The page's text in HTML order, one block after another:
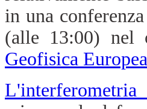
in una
(alle 13:00) nel
Geofisica